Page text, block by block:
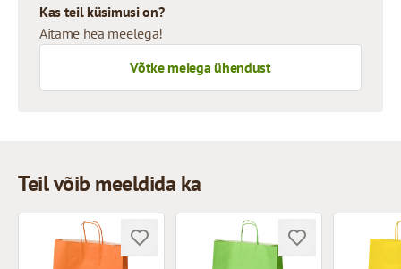
Kas teil küsimusi on?
Aitame hea meelega!
Võtke meiega ühendust
Teil võib meeldida ka